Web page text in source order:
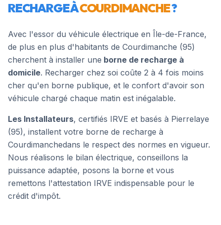
RECHARGE ÀCOURDIMANCHE?
Avec l'essor du véhicule électrique en Île-de-France,
de plus en plus d'habitants de Courdimanche (95)
cherchent à installer une borne de recharge à
domicile. Recharger chez soi coûte 2 à 4 fois moins
cher qu'en borne publique, et le confort d'avoir son
véhicule chargé chaque matin est inégalable.
Les Installateurs, certifiés IRVE et basés à Pierrelaye
(95), installent votre borne de recharge à
Courdimanchedans le respect des normes en vigueur.
Nous réalisons le bilan électrique, conseillons la
puissance adaptée, posons la borne et vous
remettons l'attestation IRVE indispensable pour le
crédit d'impôt.